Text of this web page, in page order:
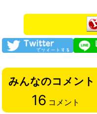
みんなのコメント
16 コメント